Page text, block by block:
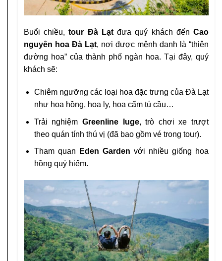
Buổi chiều,tour Đà Lạtđưa quý khách đếnCao
nguyên hoa Đà Lạt, nơi được mệnh danh là “thiên
đường hoa” của thành phố ngàn hoa. Tại đây, quý
khách sẽ:
Chiêm ngưỡng các loại hoa đặc trưng của Đà Lạt
như hoa hồng, hoa ly, hoa cẩm tú cầu…
Trải nghiệm Greenline luge, trò chơi xe trượt
theo quán tính thú vị (đã bao gồm vé trong tour).
Tham quan Eden Garden với nhiều giống hoa
hồng quý hiếm.